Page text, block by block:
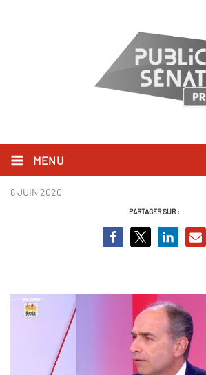
MENU
COPE.JPG
8 JUIN 2020
PARTAGER SUR :